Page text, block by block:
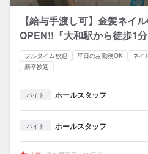
【給与手渡し可】金髪ネイ
OPEN!!『大和駅から徒歩1分
フルタイム歓迎 平日のみ勤務OK ネイ
新卒歓迎
バイト ホールスタッフ
バイト ホールスタッフ